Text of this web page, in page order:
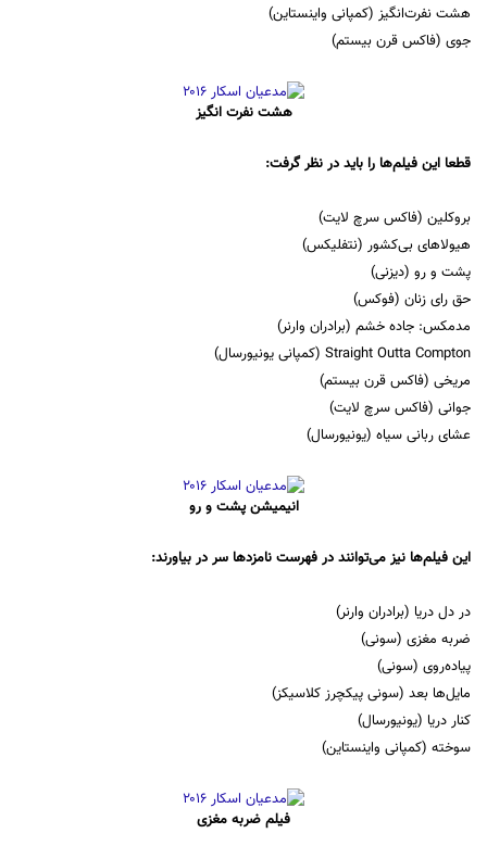
هشت نفرت‌انگیز (کمپانی واینستاین)
جوی (فاکس قرن بیستم)
هشت نفرت انگیز
قطعا این فیلم‌ها را باید در نظر گرفت:
بروکلین (فاکس سرچ لایت)
هیولاهای بی‌کشور (نتفلیکس)
پشت و رو (دیزنی)
حق رای زنان (فوکس)
مدمکس: جاده خشم (برادران وارنر)
Straight Outta Compton (کمپانی یونیورسال)
مریخی (فاکس قرن بیستم)
جوانی (فاکس سرچ لایت)
عشای ربانی سیاه (یونیورسال)
انیمیشن پشت و رو
این فیلم‌ها نیز می‌توانند در فهرست نامزدها سر در بیاورند:
در دل دریا (برادران وارنر)
ضربه مغزی (سونی)
پیاده‌روی (سونی)
مایل‌ها بعد (سونی پیکچرز کلاسیکز)
کنار دریا (یونیورسال)
سوخته (کمپانی واینستاین)
فیلم ضربه مغزی